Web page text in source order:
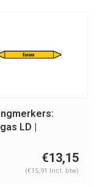
LD |
€13,15
(€15,91 Incl. btw)